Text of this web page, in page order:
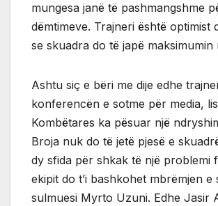
mungesa janë të pashmangshme
dëmtimeve. Trajneri është optimist
se skuadra do të japë maksimumin
Ashtu siç e bëri me dije edhe
konferencën e sotme për media,
Kombëtares ka pësuar një
Broja nuk do të jetë pjesë e
dy sfida për shkak të një problemi
ekipit do t’i bashkohet mbrëmjen e
sulmuesi Myrto Uzuni. Edhe Jasir